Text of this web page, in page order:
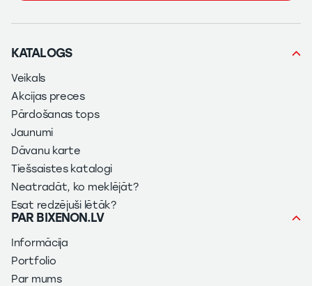
KATALOGS
Veikals
Akcijas preces
Pārdošanas tops
Jaunumi
Dāvanu karte
Tiešsaistes katalogi
Neatradāt, ko meklējāt?
Esat redzējuši lētāk?
PAR BIXENON.LV
Informācija
Portfolio
Par mums